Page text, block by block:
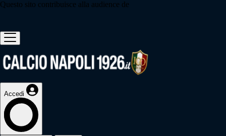
Questo sito contribuisce alla audience de
Accedi